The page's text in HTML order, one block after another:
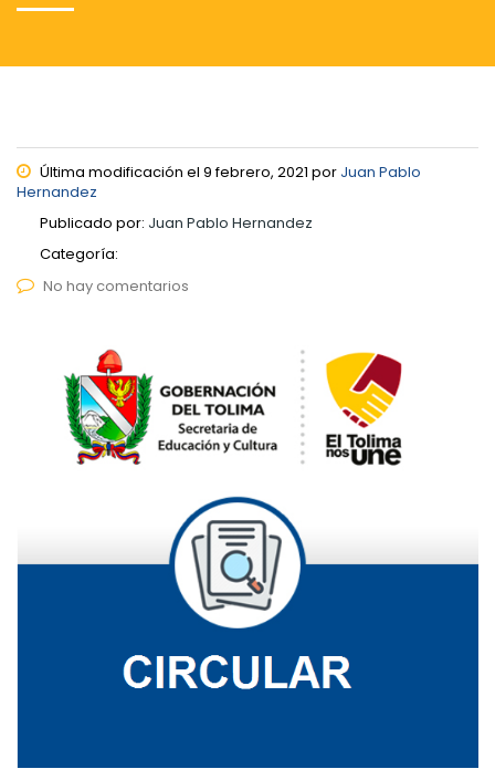
Última modificación el 9 febrero, 2021 por Juan Pablo
Hernandez
Publicado por: Juan Pablo Hernandez
Categoría:
No hay comentarios